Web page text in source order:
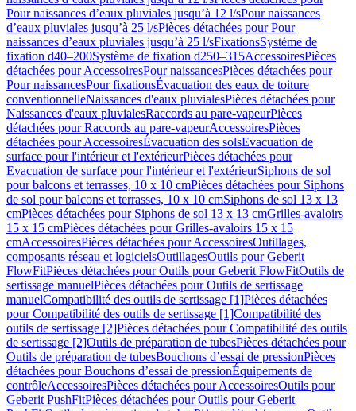
Pour naissances d’eaux pluviales jusqu’à 12 l/sPour naissances
d’eaux pluviales jusqu’à 25 l/sPièces détachées pour Pour
naissances d’eaux pluviales jusqu’à 25 l/sFixationsSystème de
fixation d40–200Système de fixation d250–315AccessoiresPièces
détachées pour AccessoiresPour naissancesPièces détachées pour
Pour naissancesPour fixationsÉvacuation des eaux de toiture
conventionnelleNaissances d'eaux pluvialesPièces détachées pour
Naissances d'eaux pluvialesRaccords au pare-vapeurPièces
détachées pour Raccords au pare-vapeurAccessoiresPièces
détachées pour AccessoiresÉvacuation des solsEvacuation de
surface pour l'intérieur et l'extérieurPièces détachées pour
Evacuation de surface pour l'intérieur et l'extérieurSiphons de sol
pour balcons et terrasses, 10 x 10 cmPièces détachées pour Siphons
de sol pour balcons et terrasses, 10 x 10 cmSiphons de sol 13 x 13
cmPièces détachées pour Siphons de sol 13 x 13 cmGrilles-avaloirs
15 x 15 cmPièces détachées pour Grilles-avaloirs 15 x 15
cmAccessoiresPièces détachées pour AccessoiresOutillages,
composants réseau et logicielsOutillagesOutils pour Geberit
FlowFitPièces détachées pour Outils pour Geberit FlowFitOutils de
sertissage manuelPièces détachées pour Outils de sertissage
manuelCompatibilité des outils de sertissage [1]Pièces détachées
pour Compatibilité des outils de sertissage [1]Compatibilité des
outils de sertissage [2]Pièces détachées pour Compatibilité des outils
de sertissage [2]Outils de préparation de tubesPièces détachées pour
Outils de préparation de tubesBouchons d’essai de pressionPièces
détachées pour Bouchons d’essai de pressionÉquipements de
contrôleAccessoiresPièces détachées pour AccessoiresOutils pour
Geberit PushFitPièces détachées pour Outils pour Geberit